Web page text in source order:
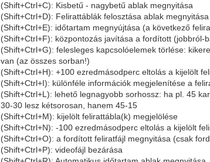
(Shift+Ctrl+C): Kisbetű - nagybetű ablak megnyitása
(Shift+Ctrl+D): Felirattáblák felosztása ablak megnyitása
(Shift+Ctrl+E): időtartam megnyújtása (a következő
(Shift+Ctrl+F): központozás javítása a fordított (jobbról-
(Shift+Ctrl+G): felesleges kapcsolóelemek törlése:
van (az összes sorban!)
(Shift+Ctrl+H): +100 ezredmásodperc eltolás a kijelölt
(Shift+Ctrl+I): különféle információk megjelenítése a
(Shift+Ctrl+L): lehető legnagyobb sorhossz: ha pl. 45
30-30 lesz kétsorosan, hanem 45-15
(Shift+Ctrl+M): kijelölt felirattábla(k) megjelölése
(Shift+Ctrl+N): -100 ezredmásodperc eltolás a kijelölt
(Shift+Ctrl+O): a fordított feliratfájl megnyitása (csak
(Shift+Ctrl+P): videofájl bezárása